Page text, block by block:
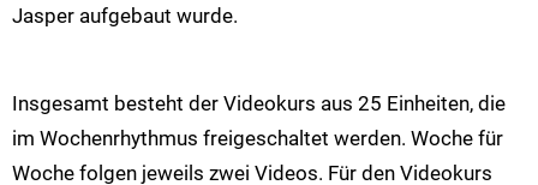
Jasper aufgebaut wurde.
Insgesamt besteht der Videokurs aus 25 Einheiten, die
im Wochenrhythmus freigeschaltet werden. Woche für
Woche folgen jeweils zwei Videos. Für den Videokurs